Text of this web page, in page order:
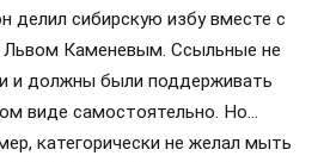
делил сибирскую избу вместе с
Каменевым. Ссыльные не
и должны были поддерживать
виде самостоятельно. Но…
категорически не желал мыть